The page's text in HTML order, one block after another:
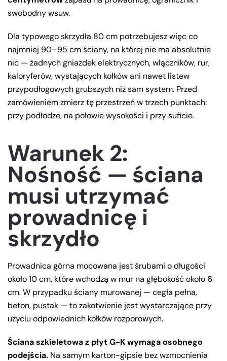
swobodny wsuw.
Dla typowego skrzydła 80 cm potrzebujesz więc co
najmniej 90–95 cm ściany, na której nie ma absolutnie
nic — żadnych gniazdek elektrycznych, włączników, rur,
kaloryferów, wystających kołków ani nawet listew
przypodłogowych grubszych niż sam system. Przed
zamówieniem zmierz tę przestrzeń w trzech punktach:
przy podłodze, na połowie wysokości i przy suficie.
Warunek 2:
Nośność — ściana
musi utrzymać
prowadnicę i
skrzydło
Prowadnica górna mocowana jest śrubami o długości
około 10 cm, które wchodzą w mur na głębokość około 6
cm. W przypadku ściany murowanej — cegła pełna,
beton, pustak — to zakotwienie jest wystarczające przy
użyciu odpowiednich kołków rozporowych.
Ściana szkieletowa z płyt G-K wymaga osobnego
podejścia. Na samym karton-gipsie bez wzmocnienia